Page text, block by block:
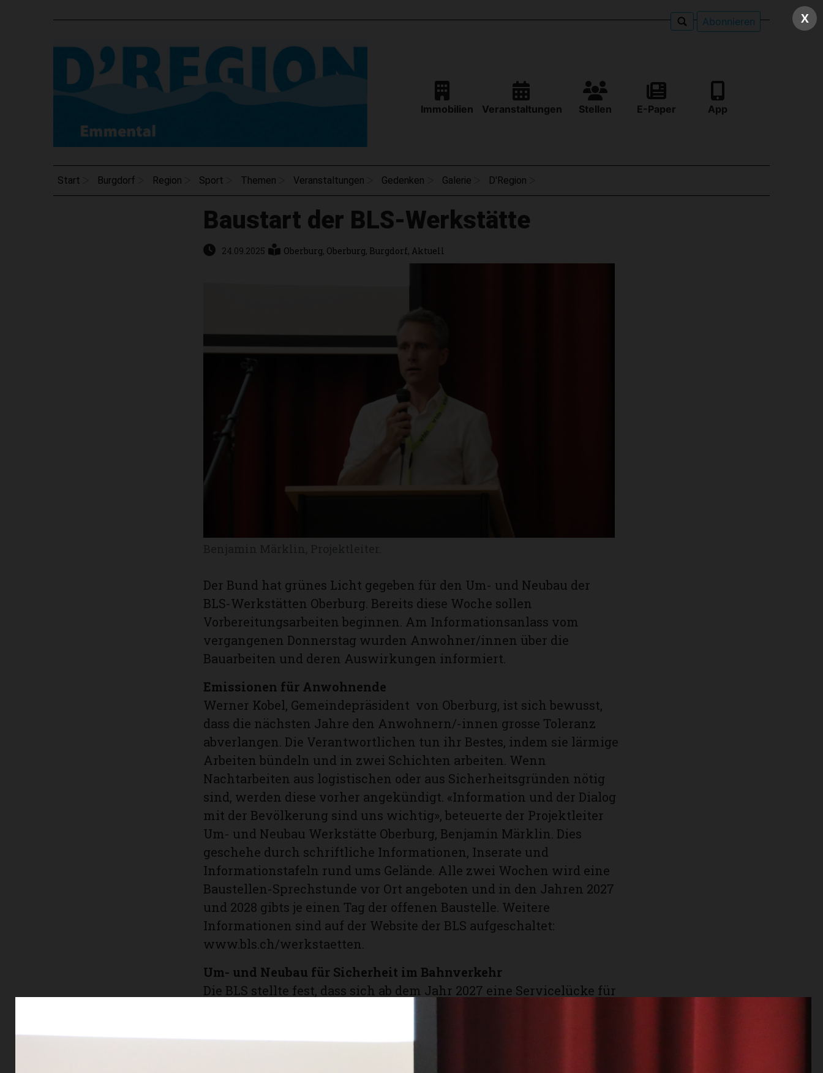
Abonnieren
Immobilien Veranstaltungen Stellen E-Paper App
Start Burgdorf Region Sport Themen Veranstaltungen Gedenken Galerie D'Region
Baustart der BLS-Werkstätte
24.09.2025 Oberburg, Oberburg, Burgdorf, Aktuell
Der Bund hat grünes Licht gegeben für den Um- und Neubau der
BLS-Werkstätten Oberburg. Bereits diese Woche sollen
Vorbereitungsarbeiten beginnen. Am Informationsanlass vom
vergangenen Donnerstag wurden Anwohner/innen über die
Bauarbeiten und deren Auswirkungen informiert.
Emissionen für Anwohnende
Werner Kobel, Gemeindepräsident von Oberburg, ist sich bewusst,
dass die nächsten Jahre den Anwohnern/-innen grosse Toleranz
abverlangen. Die Verantwortlichen tun ihr Bestes, indem sie lärmige
Arbeiten bündeln und in zwei Schichten arbeiten. Wenn
Nachtarbeiten aus logistischen oder aus Sicherheitsgründen nötig
sind, werden diese vorher angekündigt. «Information und der Dialog
mit der Bevölkerung sind uns wichtig», beteuerte der Projektleiter
Um- und Neubau Werkstätte Oberburg, Benjamin Märklin. Dies
geschehe durch schriftliche Informationen, Inserate und
Informationstafeln rund ums Gelände. Alle zwei Wochen wird eine
Baustellen-Sprechstunde vor Ort angeboten und in den Jahren 2027
und 2028 gibts je einen Tag der offenen Baustelle. Weitere
Informationen sind auf der Website der BLS aufgeschaltet:
www.bls.ch/werkstaetten.
Um- und Neubau für Sicherheit im Bahnverkehr
Die BLS stellte fest, dass sich ab dem Jahr 2027 eine Servicelücke für
Emmentalstrasse erschlossen und ein einspuriger Bahnübergang
X